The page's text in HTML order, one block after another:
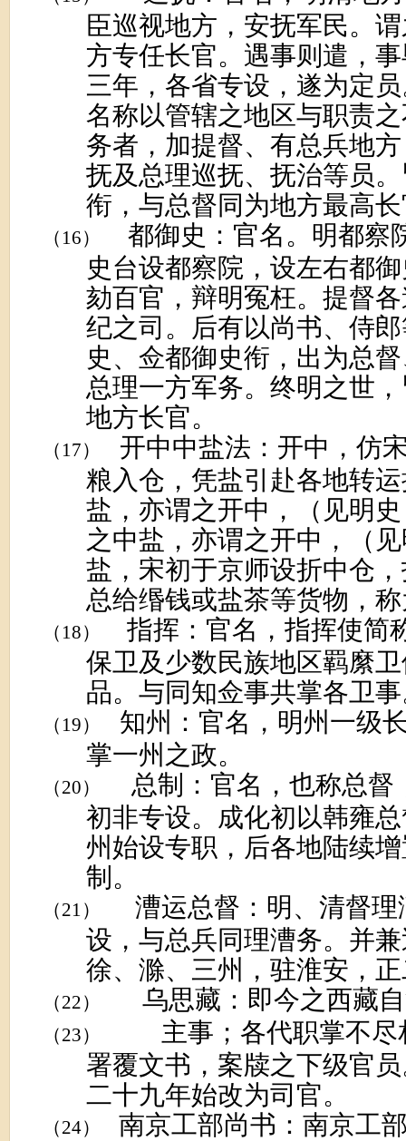
臣巡视地方，安抚军民。
方专任长官。遇事则遣，
三年，各省专设，遂为定
名称以管辖之地区与职责
务者，加提督、有总兵地
抚及总理巡抚、抚治等员
衔，与总督同为地方最高
（16）
都御史：官名。明都察
史台设都察院，设左右都
劾百官，辩明冤枉。提督
纪之司。后有以尚书、侍
史、佥都御史衔，出为总
总理一方军务。终明之世
地方长官。
（17）
开中中盐法：开中，仿
粮入仓，凭盐引赴各地转
盐，亦谓之开中，（见明
之中盐，亦谓之开中，（
盐，宋初于京师设折中仓
总给缗钱或盐茶等货物，
（18）
指挥：官名，指挥使简
保卫及少数民族地区羁縻
品。与同知佥事共掌各卫
（19）
知州：官名，明州一级
掌一州之政。
（20）
总制：官名，也称总
初非专设。成化初以韩雍
州始设专职，后各地陆续
制。
（21）
漕运总督：明、清督
设，与总兵同理漕务。并
徐、滁、三州，驻淮安，
（22） 乌思藏：即今之西藏
（23）
主事；各代职掌不
署覆文书，案牍之下级官
二十九年始改为司官。
（24） 南京工部尚书：南京工